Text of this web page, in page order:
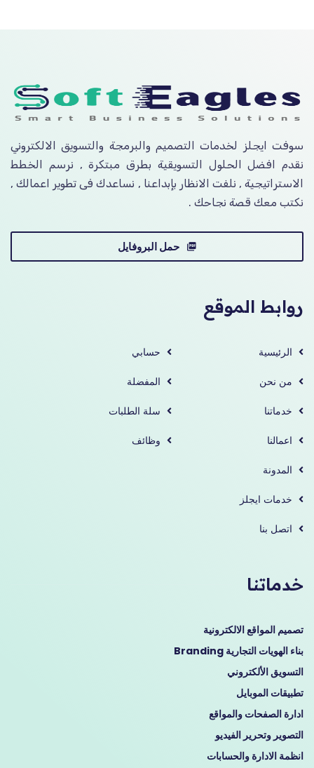
سوفت ايجلز لخدمات التصميم والبرمجة والتسويق الالكتروني
نقدم افضل الحلول التسويقية بطرق مبتكرة , نرسم الخطط
الاستراتيجية , نلفت الانظار بإبداعنا , نساعدك فى تطوير اعمالك ,
نكتب معك قصة نجاحك .
حمل البروفايل
روابط الموقع
الرئيسية
من نحن
خدماتنا
اعمالنا
المدونة
خدمات ايجلز
اتصل بنا
حسابي
المفضلة
سلة الطلبات
وظائف
خدماتنا
تصميم المواقع الالكترونية
بناء الهويات التجارية Branding
التسويق الألكتروني
تطبيقات الموبايل
ادارة الصفحات والمواقع
التصوير وتحرير الفيديو
انظمة الادارة والحسابات